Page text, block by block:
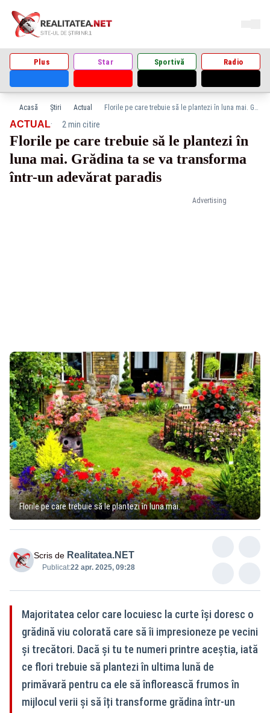
Plus Star Sportivă Radio
Acasă Știri Actual Florile pe care trebuie să le plantezi în luna mai. Grădina ta se va transforma într-un adevărat paradis
Advertising
ACTUAL· 2 min citire
Florile pe care trebuie să le plantezi în
luna mai. Grădina ta se va transforma
într-un adevărat paradis
Florile pe care trebuie să le plantezi în luna mai.
Scris de Realitatea.NET
Publicat:22 apr. 2025, 09:28
Majoritatea celor care locuiesc la curte își doresc o
grădină viu colorată care să îi impresioneze pe vecini
și trecători. Dacă și tu te numeri printre aceștia, iată
ce flori trebuie să plantezi în ultima lună de
primăvară pentru ca ele să înflorească frumos în
mijlocul verii și să îți transforme grădina într-un